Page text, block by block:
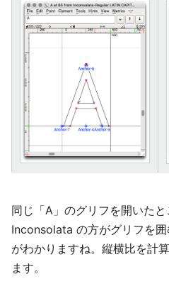
同じ「A」のグリフを開いた
Inconsolata の方がグリフを
がわかりますね。縦横比を計
ます。